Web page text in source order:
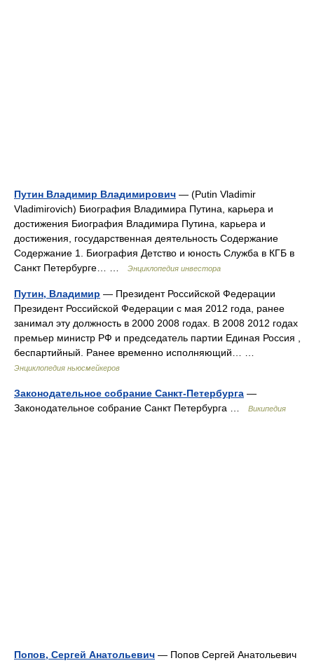
Путин Владимир Владимирович — (Putin Vladimir
Vladimirovich) Биография Владимира Путина, карьера и
достижения Биография Владимира Путина, карьера и
достижения, государственная деятельность Содержание
Содержание 1. Биография Детство и юность Служба в КГБ в
Санкт Петербурге… …
Энциклопедия инвестора
Путин, Владимир — Президент Российской Федерации
Президент Российской Федерации с мая 2012 года, ранее
занимал эту должность в 2000 2008 годах. В 2008 2012 годах
премьер министр РФ и председатель партии Единая Россия ,
беспартийный. Ранее временно исполняющий… …
Энциклопедия ньюсмейкеров
Законодательное собрание Санкт-Петербурга —
Законодательное cобрание Санкт Петербурга …
Википедия
Попов, Сергей Анатольевич — Попов Сергей Анатольевич